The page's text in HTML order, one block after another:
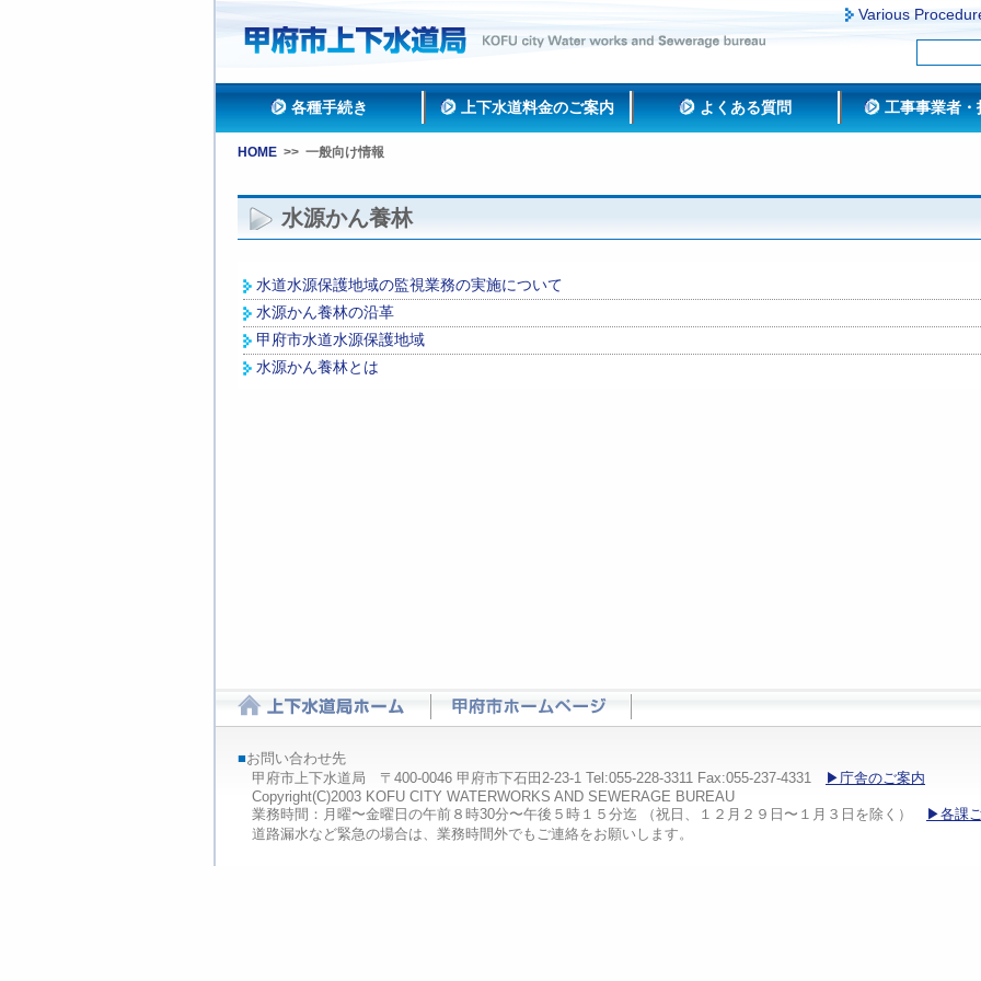
Various
各種手続き 上下水道料金のご案内 よくある質問 工事事業者・
HOME >> 一般向け情報
水源かん養林
水道水源保護地域の監視業務の実施について
水源かん養林の沿革
甲府市水道水源保護地域
水源かん養林とは
■お問い合わせ先
甲府市上下水道局 〒400-0046 甲府市下石田2-23-1 Tel:055-228-3311 Fax:055-237-4331
▶庁舎のご案内
Copyright(C)2003 KOFU CITY WATERWORKS AND SEWERAGE BUREAU
業務時間：月曜〜金曜日の午前８時30分〜午後５時１５分迄 （祝日、１２月２９日〜１月３日を除く）
▶各課
道路漏水など緊急の場合は、業務時間外でもご連絡をお願いします。